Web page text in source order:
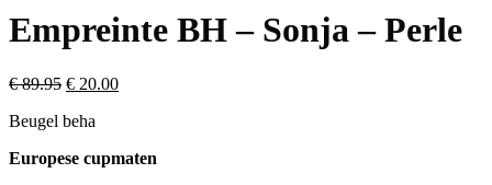
Empreinte BH – Sonja – Perle
€89.95 € 20.00
Beugel beha
Europese cupmaten